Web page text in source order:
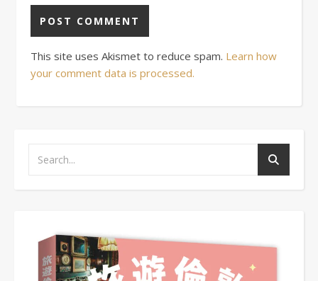
This site uses Akismet to reduce spam. Learn how
your comment data is processed.